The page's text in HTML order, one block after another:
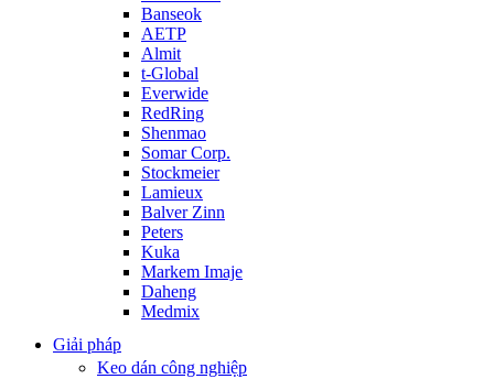
Banseok
AETP
Almit
t-Global
Everwide
RedRing
Shenmao
Somar Corp.
Stockmeier
Lamieux
Balver Zinn
Peters
Kuka
Markem Imaje
Daheng
Medmix
Giải pháp
Keo dán công nghiệp